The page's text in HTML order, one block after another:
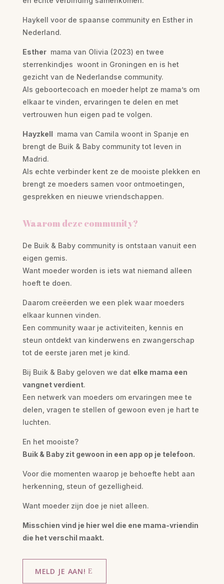
Haykell voor de spaanse community en Esther in
Nederland.
Esthermama van Olivia (2023) en twee
sterrenkindjes woont in Groningen en is het
gezicht van de Nederlandse community.
Als geboortecoach en moeder helpt ze mama’s om
elkaar te vinden, ervaringen te delen en met
vertrouwen hun eigen pad te volgen.
Hayzkell
mama van Camila woont in Spanje en
brengt de Buik & Baby community tot leven in
Madrid.
Als echte verbinder kent ze de mooiste plekken en
brengt ze moeders samen voor ontmoetingen,
gesprekken en nieuwe vriendschappen.
Waarom deze community?
De Buik & Baby community is ontstaan vanuit een
eigen gemis.
Want moeder worden is iets wat niemand alleen
hoeft te doen.
Daarom creëerden we een plek waar moeders
elkaar kunnen vinden.
Een community waar je activiteiten, kennis en
steun ontdekt van kinderwens en zwangerschap
tot de eerste jaren met je kind.
Bij Buik & Baby geloven we dat elke mama een
vangnet verdient.
Een netwerk van moeders om ervaringen mee te
delen, vragen te stellen of gewoon even je hart te
luchten.
En het mooiste?
Buik & Baby zit gewoon in een app op je telefoon.
Voor die momenten waarop je behoefte hebt aan
herkenning, steun of gezelligheid.
Want moeder zijn doe je niet alleen.
Misschien vind je hier wel die ene mama-vriendin
die het verschil maakt.
MELD JE AAN!